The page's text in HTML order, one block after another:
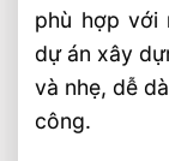
phù hợp với
dự án xây
và nhẹ, dễ
công.